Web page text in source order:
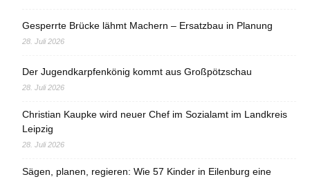
Gesperrte Brücke lähmt Machern – Ersatzbau in Planung
28. Juli 2026
Der Jugendkarpfenkönig kommt aus Großpötzschau
28. Juli 2026
Christian Kaupke wird neuer Chef im Sozialamt im Landkreis
Leipzig
28. Juli 2026
Sägen, planen, regieren: Wie 57 Kinder in Eilenburg eine